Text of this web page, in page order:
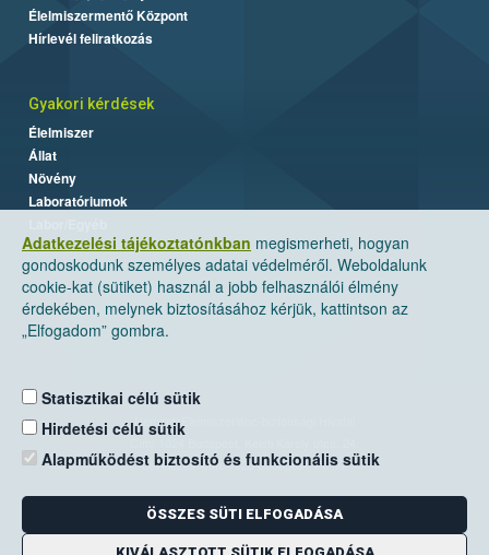
Adatkezelési tájékoztatónkban megismerheti, hogyan
gondoskodunk személyes adatai védelméről. Weboldalunk
cookie-kat (sütiket) használ a jobb felhasználói élmény
érdekében, melynek biztosításához kérjük, kattintson az
„Elfogadom” gombra.
Statisztikai célú sütik
Hirdetési célú sütik
Alapműködést biztosító és funkcionális sütik
ÖSSZES SÜTI ELFOGADÁSA
Élelmiszermentő Központ
Hírlevél feliratkozás
Gyakori kérdések
Élelmiszer
Állat
Növény
Laboratóriumok
Nemzeti Élelmiszerlánc-biztonsági Hivatal
Levelezési cím: 1525 Budapest. Pf. 30.
E-mail:ugyfelszolgalat@nebih.gov.hu
Zöld szám: 06-80/263-244